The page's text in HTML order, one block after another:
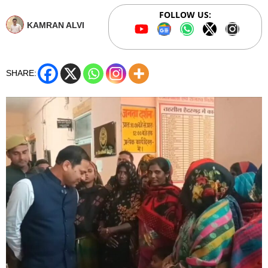
KAMRAN ALVI
FOLLOW US:
SHARE: